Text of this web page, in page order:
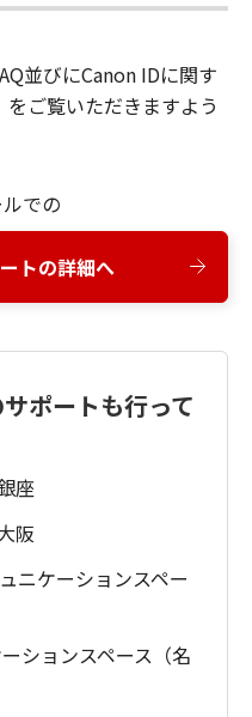
並びにCanon IDに関す
をご覧いただきますよう
での
トの詳細へ
ポートも行って
座
阪
ニケーションスペー
ションスペース（名